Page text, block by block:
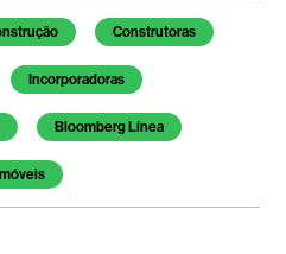
Construtoras
Incorporadoras
Bloomberg Línea